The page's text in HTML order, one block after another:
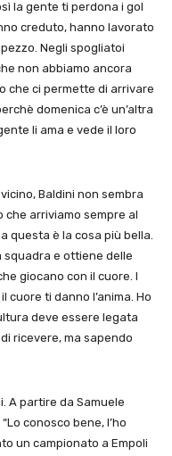
la gente ti perdona i gol
creduto, hanno lavorato
Negli spogliatoi
non abbiamo ancora
che ci permette di arrivare
domenica c’è un’altra
li ama e vede il loro
Baldini non sembra
che arriviamo sempre al
questa è la cosa più bella.
squadra e ottiene delle
giocano con il cuore. I
cuore ti danno l’anima. Ho
deve essere legata
ricevere, ma sapendo
A partire da Samuele
conosco bene, l’ho
un campionato a Empoli